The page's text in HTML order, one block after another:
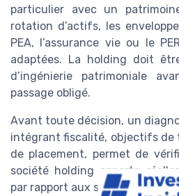
particulier avec un
rotation d’actifs, les
PEA, l’assurance vie ou le
adaptées. La holding doit
d’ingénierie patrimoniale
passage obligé.
Avant toute décision, un
intégrant fiscalité, objectifs de
de placement, permet de
société holding apporte
par rapport aux solutions plus